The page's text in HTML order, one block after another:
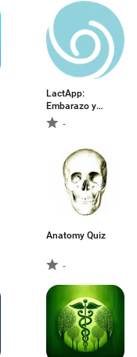
LactApp:
Embarazo y
Lactancia
-
Anatomy Quiz
-